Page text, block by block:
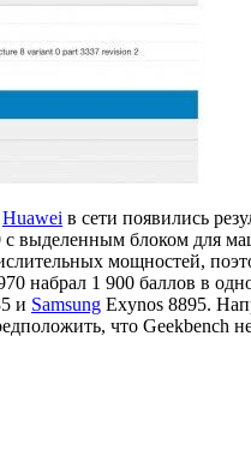
Huawei в сети появились
с выделенным блоком для
мощностей,
набрал 1 900 баллов в
и Samsung Exynos 8895.
что Geekbench